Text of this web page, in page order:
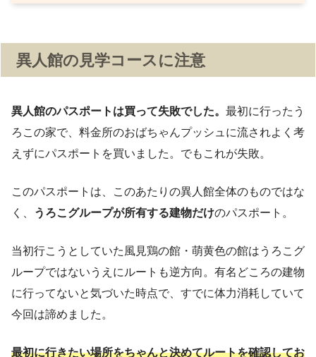
異人館の見学コースに注意
異人館のパスポートは買って失敗でした。 最初に行ったう
ろこの家で、料金所のおばちゃんプッシュに流されよく考
えずにパスポートを買いました。でもこれが失敗。
このパスポートは、このあたりの異人館全体のものではな
く、
うろこグループが所有する建物だけのパスポート。
当初行こうとしていた風見鶏の館・萌黄色の館はうろこグ
ループではないうえにルートも逆方向。有名どころの建物
に行ってないと気づいた時点で、すでに体力消耗していて
今回は諦めました。
最初に行きたい場所をちゃんと決めてルートを確認してお